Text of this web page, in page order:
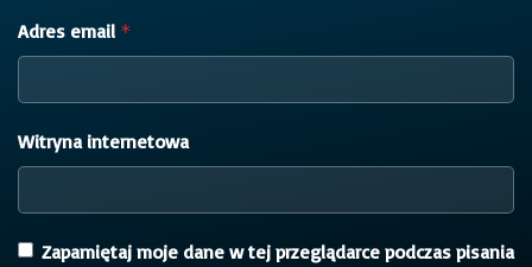
Adres email *
Witryna internetowa
Zapamiętaj moje dane w tej przeglądarce podczas pisania